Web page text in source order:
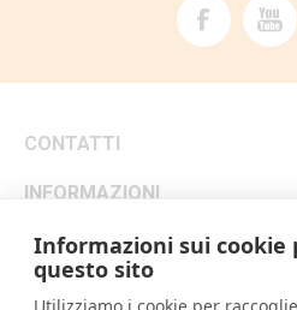
CONTATTI
INFORMAZIONI
SERVIZIO CLIENTI
Informazioni sui cookie
questo sito